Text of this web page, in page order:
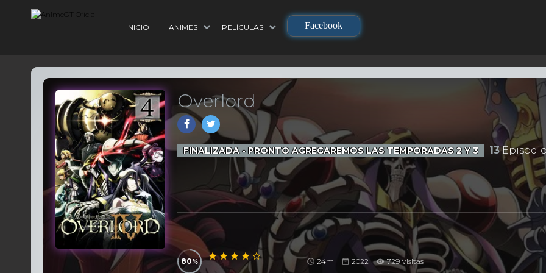
INICIO ANIMES PELÍCULAS Facebook
Overlord
FINALIZADA - PRONTO AGREGAREMOS LAS TEMPORADAS 2 Y 3 13
80 24m 2022 729 Visitas